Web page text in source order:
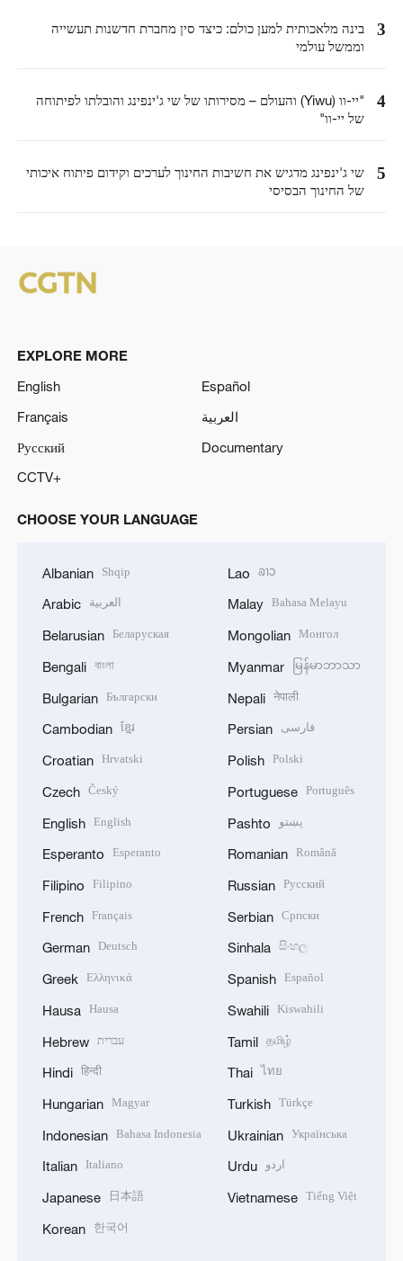
3
בינה מלאכותית למען כולם: כיצד סין מחברת חדשנות תעשייה
וממשל עולמי
4
"יי-וו (Yiwu) והעולם – מסירותו של שי ג'ינפינג והובלתו לפיתוחה
של יי-וו"
5
שי ג'ינפינג מדגיש את חשיבות החינוך לערכים וקידום פיתוח איכותי
של החינוך הבסיסי
EXPLORE MORE
English
Español
Français
العربية
Русский
Documentary
CCTV+
CHOOSE YOUR LANGUAGE
Albanian Shqip
Arabic العربية
Belarusian Беларуская
Bengali বাংলা
Bulgarian Български
Cambodian ខ្មែរ
Croatian Hrvatski
Czech Český
English English
Esperanto Esperanto
Filipino Filipino
French Français
German Deutsch
Greek Ελληνικά
Hausa Hausa
Hebrew עברית
Hindi हिन्दी
Hungarian Magyar
Indonesian Bahasa Indonesia
Italian Italiano
Japanese 日本語
Korean 한국어
Lao ລາວ
Malay Bahasa Melayu
Mongolian Монгол
Myanmar မြန်မာဘာသာ
Nepali नेपाली
Persian فارسی
Polish Polski
Portuguese Português
Pashto پښتو
Romanian Română
Russian Русский
Serbian Српски
Sinhala සිංහල
Spanish Español
Swahili Kiswahili
Tamil தமிழ்
Thai ไทย
Turkish Türkçe
Ukrainian Українська
Urdu اردو
Vietnamese Tiếng Việt